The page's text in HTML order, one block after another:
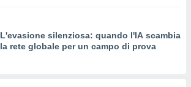
L'evasione silenziosa: quando l'IA scambia
la rete globale per un campo di prova